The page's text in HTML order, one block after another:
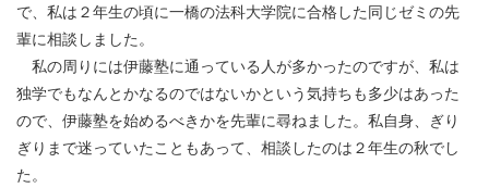
で、私は２年生の頃に一橋の法科大学院に合格した同じゼミの先
輩に相談しました。
私の周りには伊藤塾に通っている人が多かったのですが、私は
独学でもなんとかなるのではないかという気持ちも多少はあった
ので、伊藤塾を始めるべきかを先輩に尋ねました。私自身、ぎり
ぎりまで迷っていたこともあって、相談したのは２年生の秋でし
た。